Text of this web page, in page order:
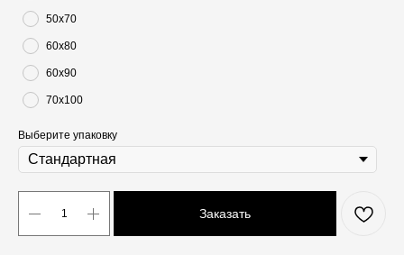
50х70
60х80
60х90
70х100
Выберите упаковку
Заказать